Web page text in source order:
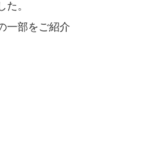
。
一部をご紹介